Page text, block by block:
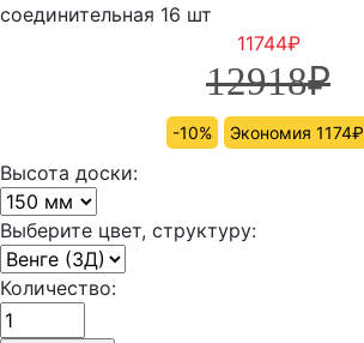
соединительная 16 шт
11744₽
12918₽
-10% Экономия 1174₽
Высота доски:
Выберите цвет, структуру:
Количество: